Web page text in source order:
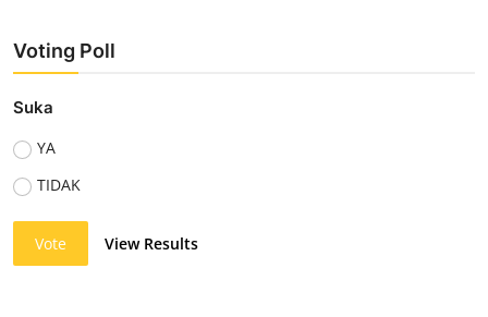
Voting Poll
Suka
YA
TIDAK
Vote View Results